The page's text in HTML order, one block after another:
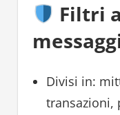
Filtri
Divisi in:
transazioni,